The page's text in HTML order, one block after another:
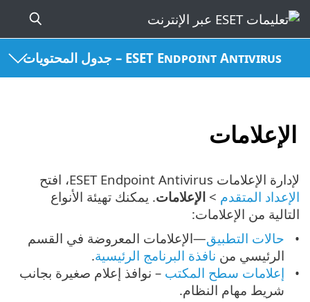
ESET Endpoint Antivirus – جدول المحتويات
الإعلامات
لإدارة الإعلامات ESET Endpoint Antivirus، افتح
الإعداد المتقدم > الإعلامات. يمكنك تهيئة الأنواع
التالية من الإعلامات:
حالات التطبيق—الإعلامات المعروضة في القسم
الرئيسي من نافذة البرنامج الرئيسية.
إعلامات سطح المكتب – نوافذ إعلام صغيرة بجانب
شريط مهام النظام.